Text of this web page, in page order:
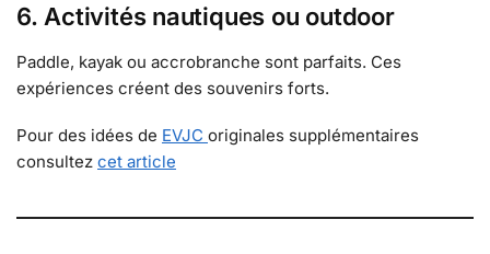
6. Activités nautiques ou outdoor
Paddle, kayak ou accrobranche sont parfaits. Ces
expériences créent des souvenirs forts.
Pour des idées de EVJC originales supplémentaires
consultez cet article